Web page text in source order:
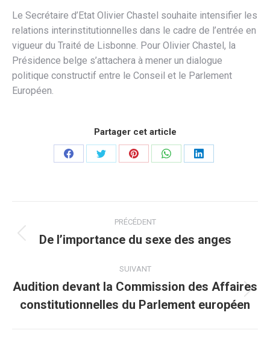
Le Secrétaire d’Etat Olivier Chastel souhaite intensifier les
relations interinstitutionnelles dans le cadre de l’entrée en
vigueur du Traité de Lisbonne. Pour Olivier Chastel, la
Présidence belge s’attachera à mener un dialogue
politique constructif entre le Conseil et le Parlement
Européen.
Partager cet article
PartagerPartagerPartagerPartagerPartager
article
PRÉCÉDENT
Article
:
De l’importance du sexe des anges
SUIVANT
suivant
Audition devant la Commission des Affaires
constitutionnelles du Parlement européen